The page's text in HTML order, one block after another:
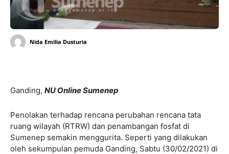
Nida Emilia Dusturia
Ganding, NU Online Sumenep
Penolakan terhadap rencana perubahan rencana tata
ruang wilayah (RTRW) dan penambangan fosfat di
Sumenep semakin menggurita. Seperti yang dilakukan
oleh sekumpulan pemuda Ganding, Sabtu (30/02/2021) di